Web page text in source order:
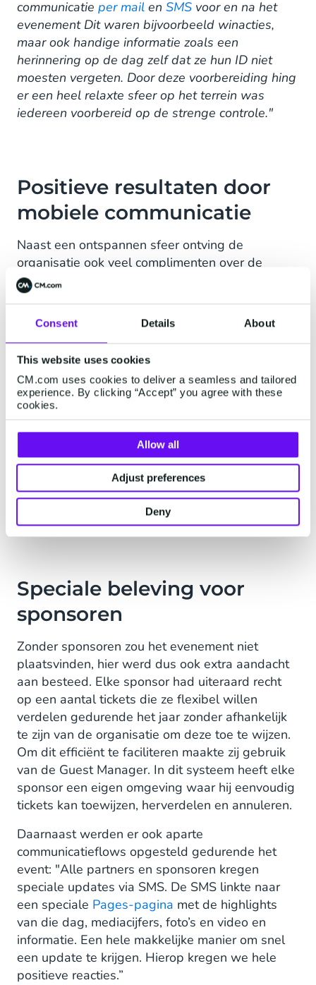
Consent Details About
This website uses cookies
CM.com uses cookies to deliver a seamless and tailored
experience. By clicking “Accept” you agree with these
cookies.
Allow all
Adjust preferences
Deny
communicatie per mail en SMS voor en na het
evenement Dit waren bijvoorbeeld winacties,
maar ook handige informatie zoals een
herinnering op de dag zelf dat ze hun ID niet
moesten vergeten. Door deze voorbereiding hing
er een heel relaxte sfeer op het terrein was
iedereen voorbereid op de strenge controle."
Positieve resultaten door
mobiele communicatie
Naast een ontspannen sfeer ontving de
organisatie ook veel complimenten over de
mobiele communicatie
Manager bij TIG Sports
bezoeker wordt verbeterd. Standaard ontvangen
bezoekers een e-mail voordat ze naar een
positieve reacties als ze dan ineens een
berichtkrijgen. We zien dat die hele experience
rondom het evenement wordt verbeterd. Deze
begint nu al vanuit huis en niet pas vanaf het
moment dat je er bent.”Deze resultaten kwamen
onder andere uit een enquete die vlak na het
werd verstuurd. Hierdoor zag de
organisatie dat er veel meer respons op kwam
dan normaal gesproken wanneer deze twee
dagen later per mail wordt gestuurd.
Speciale beleving voor
sponsoren
Zonder sponsoren zou het evenement niet
plaatsvinden, hier werd dus ook extra aandacht
aan besteed. Elke sponsor had uiteraard recht
op een aantal tickets die ze flexibel willen
verdelen gedurende het jaar zonder afhankelijk
te zijn van de organisatie om deze toe te wijzen.
Om dit efficiënt te faciliteren maakte zij gebruik
van de Guest Manager. In dit systeem heeft elke
sponsor een eigen omgeving waar hij eenvoudig
tickets kan toewijzen, herverdelen en annuleren.
Daarnaast werden er ook aparte
communicatieflows opgesteld gedurende het
event: "Alle partners en sponsoren kregen
speciale updates via SMS. De SMS linkte naar
een speciale Pages-pagina met de highlights
van die dag, mediacijfers, foto’s en video en
informatie. Een hele makkelijke manier om snel
een update te krijgen. Hierop kregen we hele
positieve reacties.”